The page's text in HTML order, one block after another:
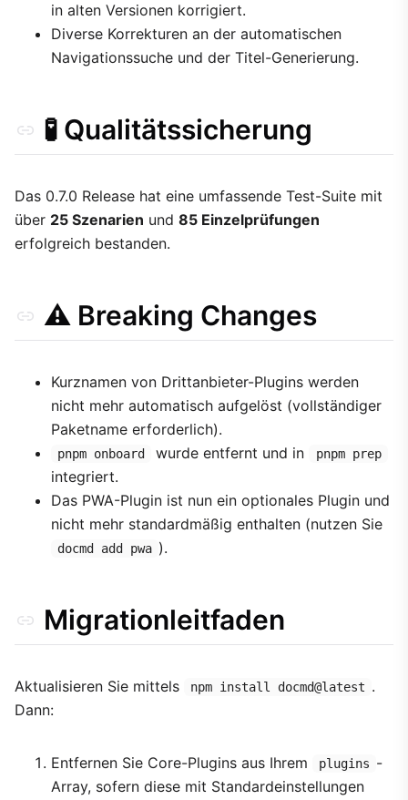
in alten Versionen korrigiert.
Diverse Korrekturen an der automatischen
Navigationssuche und der Titel-Generierung.
🧪 Qualitätssicherung
Das 0.7.0 Release hat eine umfassende Test-Suite mit
über 25 Szenarien und 85 Einzelprüfungen
erfolgreich bestanden.
⚠️ Breaking Changes
Kurznamen von Drittanbieter-Plugins werden
nicht mehr automatisch aufgelöst (vollständiger
Paketname erforderlich).
pnpm onboard wurde entfernt und in pnpm prep
integriert.
Das PWA-Plugin ist nun ein optionales Plugin und
nicht mehr standardmäßig enthalten (nutzen Sie
docmd add pwa ).
Migrationleitfaden
Aktualisieren Sie mittels npm install docmd@latest .
Dann:
Entfernen Sie Core-Plugins aus Ihrem plugins -
Array, sofern diese mit Standardeinstellungen